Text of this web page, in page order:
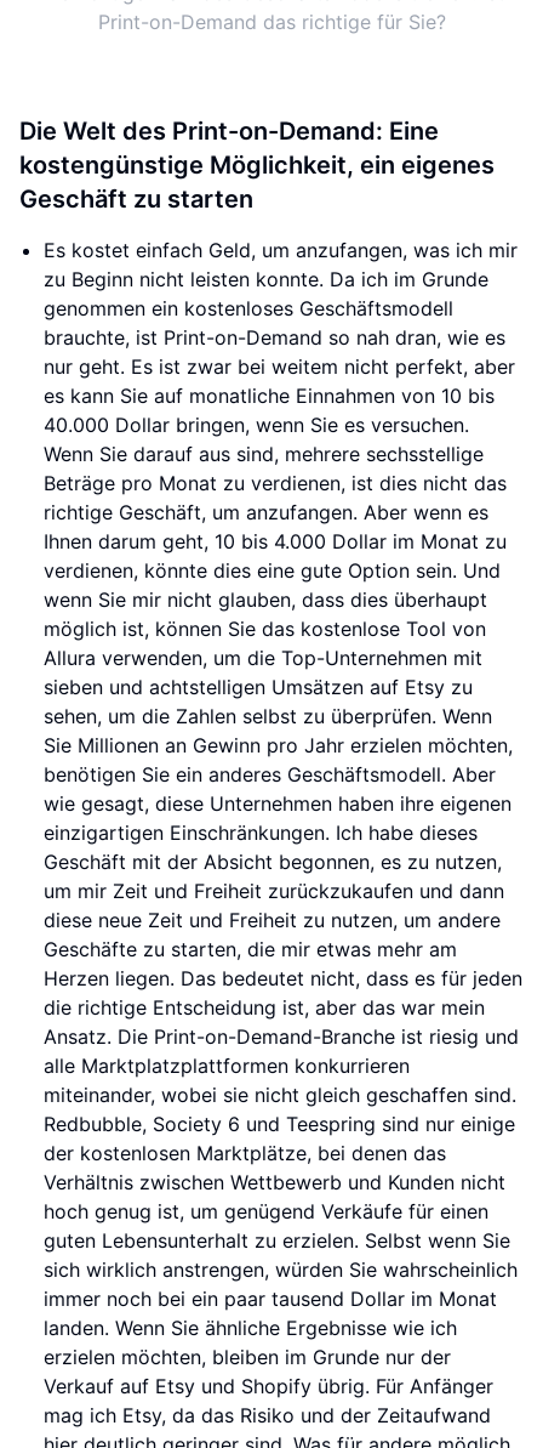
Print-on-Demand das richtige für Sie?
Die Welt des Print-on-Demand: Eine
kostengünstige Möglichkeit, ein eigenes
Geschäft zu starten
Es kostet einfach Geld, um anzufangen, was ich mir
zu Beginn nicht leisten konnte. Da ich im Grunde
genommen ein kostenloses Geschäftsmodell
brauchte, ist Print-on-Demand so nah dran, wie es
nur geht. Es ist zwar bei weitem nicht perfekt, aber
es kann Sie auf monatliche Einnahmen von 10 bis
40.000 Dollar bringen, wenn Sie es versuchen.
Wenn Sie darauf aus sind, mehrere sechsstellige
Beträge pro Monat zu verdienen, ist dies nicht das
richtige Geschäft, um anzufangen. Aber wenn es
Ihnen darum geht, 10 bis 4.000 Dollar im Monat zu
verdienen, könnte dies eine gute Option sein. Und
wenn Sie mir nicht glauben, dass dies überhaupt
möglich ist, können Sie das kostenlose Tool von
Allura verwenden, um die Top-Unternehmen mit
sieben und achtstelligen Umsätzen auf Etsy zu
sehen, um die Zahlen selbst zu überprüfen. Wenn
Sie Millionen an Gewinn pro Jahr erzielen möchten,
benötigen Sie ein anderes Geschäftsmodell. Aber
wie gesagt, diese Unternehmen haben ihre eigenen
einzigartigen Einschränkungen. Ich habe dieses
Geschäft mit der Absicht begonnen, es zu nutzen,
um mir Zeit und Freiheit zurückzukaufen und dann
diese neue Zeit und Freiheit zu nutzen, um andere
Geschäfte zu starten, die mir etwas mehr am
Herzen liegen. Das bedeutet nicht, dass es für jeden
die richtige Entscheidung ist, aber das war mein
Ansatz. Die Print-on-Demand-Branche ist riesig und
alle Marktplatzplattformen konkurrieren
miteinander, wobei sie nicht gleich geschaffen sind.
Redbubble, Society 6 und Teespring sind nur einige
der kostenlosen Marktplätze, bei denen das
Verhältnis zwischen Wettbewerb und Kunden nicht
hoch genug ist, um genügend Verkäufe für einen
guten Lebensunterhalt zu erzielen. Selbst wenn Sie
sich wirklich anstrengen, würden Sie wahrscheinlich
immer noch bei ein paar tausend Dollar im Monat
landen. Wenn Sie ähnliche Ergebnisse wie ich
erzielen möchten, bleiben im Grunde nur der
Verkauf auf Etsy und Shopify übrig. Für Anfänger
mag ich Etsy, da das Risiko und der Zeitaufwand